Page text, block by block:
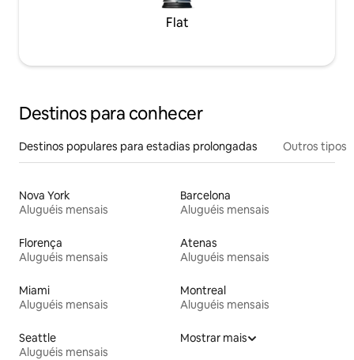
Flat
Destinos para conhecer
Destinos populares para estadias prolongadas Outros tipos
Nova York
Aluguéis mensais
Barcelona
Aluguéis mensais
Florença
Aluguéis mensais
Atenas
Aluguéis mensais
Miami
Aluguéis mensais
Montreal
Aluguéis mensais
Seattle
Aluguéis mensais
Mostrar mais